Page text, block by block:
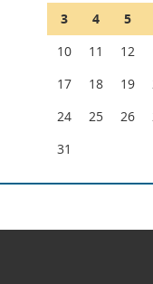
3
4 5
10
11 12
17
18 19
24
25 26
31